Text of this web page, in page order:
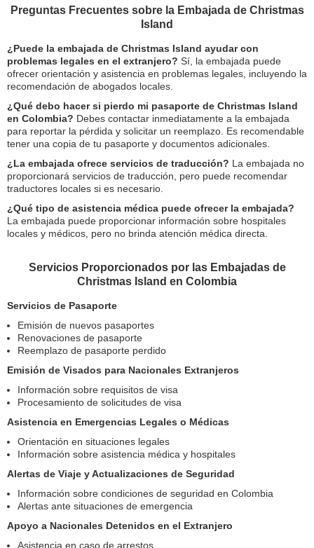
Preguntas Frecuentes sobre la Embajada de Christmas
Island
¿Puede la embajada de Christmas Island ayudar con
problemas legales en el extranjero? Sí, la embajada puede
ofrecer orientación y asistencia en problemas legales, incluyendo la
recomendación de abogados locales.
¿Qué debo hacer si pierdo mi pasaporte de Christmas Island
en Colombia? Debes contactar inmediatamente a la embajada
para reportar la pérdida y solicitar un reemplazo. Es recomendable
tener una copia de tu pasaporte y documentos adicionales.
¿La embajada ofrece servicios de traducción? La embajada no
proporcionará servicios de traducción, pero puede recomendar
traductores locales si es necesario.
¿Qué tipo de asistencia médica puede ofrecer la embajada?
La embajada puede proporcionar información sobre hospitales
locales y médicos, pero no brinda atención médica directa.
Servicios Proporcionados por las Embajadas de
Christmas Island en Colombia
Servicios de Pasaporte
Emisión de nuevos pasaportes
Renovaciones de pasaporte
Reemplazo de pasaporte perdido
Emisión de Visados para Nacionales Extranjeros
Información sobre requisitos de visa
Procesamiento de solicitudes de visa
Asistencia en Emergencias Legales o Médicas
Orientación en situaciones legales
Información sobre asistencia médica y hospitales
Alertas de Viaje y Actualizaciones de Seguridad
Información sobre condiciones de seguridad en Colombia
Alertas ante situaciones de emergencia
Apoyo a Nacionales Detenidos en el Extranjero
Asistencia en caso de arrestos